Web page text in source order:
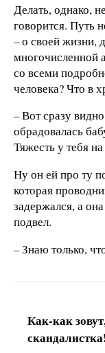
Делать, однако,
говорится. Путь
– о своей жизни,
многочисленной
со всеми
человека? Что в
– Вот сразу
обрадовалась
Тяжесть у тебя
Ну он ей про ту
которая
задержался, а
подвел.
– Знаю только,
Как-как